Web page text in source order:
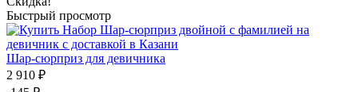
Быстрый просмотр
Шар-сюрприз для девичника
2 910 ₽